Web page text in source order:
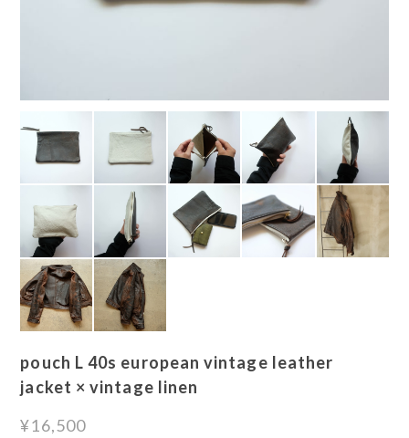
pouch L 40s european vintage leather
jacket × vintage linen
¥16,500